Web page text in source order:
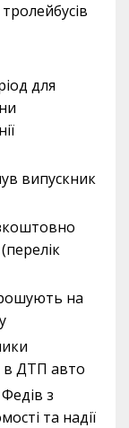
для
випускник
на
в ДТП авто
з
та надії